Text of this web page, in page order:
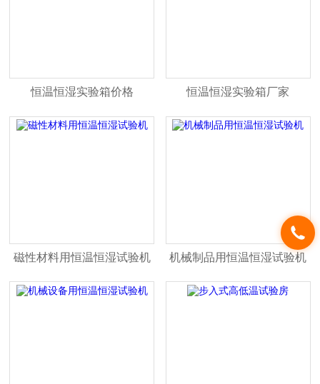
恒温恒湿实验箱价格 恒温恒湿实验箱厂家
磁性材料用恒温恒湿试验机 机械制品用恒温恒湿试验机